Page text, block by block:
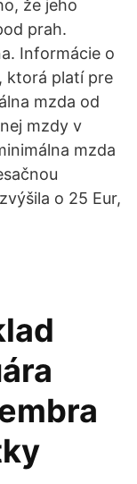
že jeho
prah.
Informácie o
ktorá platí pre
mzda od
mzdy v
mzda
o 25 Eur,